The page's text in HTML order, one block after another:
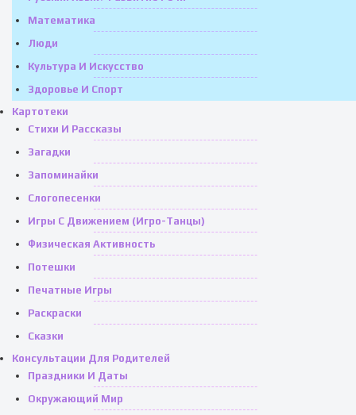
Математика
Люди
Культура И Искусство
Здоровье И Спорт
Картотеки
Стихи И Рассказы
Загадки
Запоминайки
Слогопесенки
Игры С Движением (игро-Танцы)
Физическая Активность
Потешки
Печатные Игры
Раскраски
Сказки
Консультации Для Родителей
Праздники И Даты
Окружающий Мир